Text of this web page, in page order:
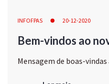
INFOFPAS 20-12-2020
Bem-vindos ao
Mensagem de boas-